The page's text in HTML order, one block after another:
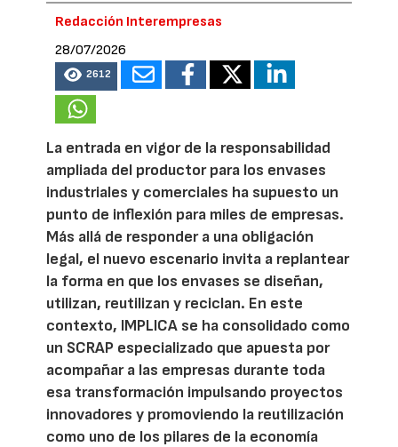
Redacción Interempresas
28/07/2026
2612
La entrada en vigor de la responsabilidad
ampliada del productor para los envases
industriales y comerciales ha supuesto un
punto de inflexión para miles de empresas.
Más allá de responder a una obligación
legal, el nuevo escenario invita a replantear
la forma en que los envases se diseñan,
utilizan, reutilizan y reciclan. En este
contexto, IMPLICA se ha consolidado como
un SCRAP especializado que apuesta por
acompañar a las empresas durante toda
esa transformación impulsando proyectos
innovadores y promoviendo la reutilización
como uno de los pilares de la economía